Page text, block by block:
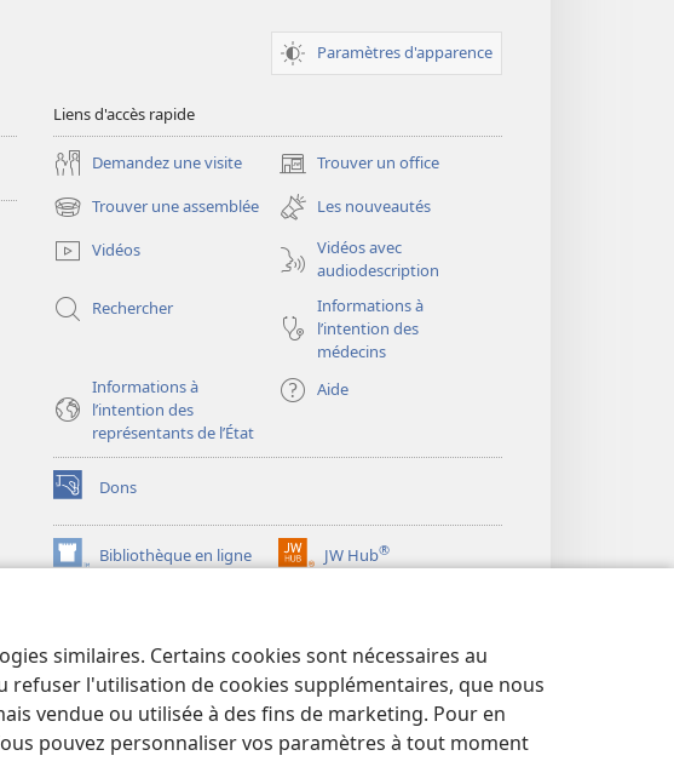
similaires. Certains cookies sont nécessaires au
l'utilisation de cookies supplémentaires, que nous
vendue ou utilisée à des fins de marketing. Pour en
pouvez personnaliser vos paramètres à tout moment
Paramètres d'apparence
Liens d'accès rapide
Demandez une visite Trouver un office
(ouvre
une
nouvelle
fenêtre)
Trouver une assemblée
(ouvre
une
nouvelle
Les nouveautés
Vidéos
Vidéos avec
audiodescription
Rechercher
Informations à
l’intention des
médecins
Informations à
l’intention des
représentants de l’État
Aide
Dons
(ouvre
une
nouvelle
fenêtre)
Bibliothèque en ligne
(ouvre
JW Hub®
(ouvre